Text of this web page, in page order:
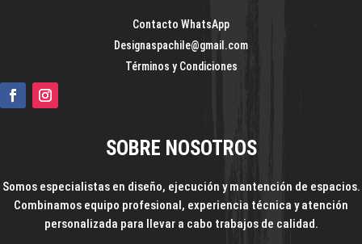
Contacto WhatsApp
Designaspachile@gmail.com
Términos y Condiciones
SOBRE NOSOTROS
Somos especialistas en diseño, ejecución y mantención de espacios.
Combinamos equipo profesional, experiencia técnica y atención
personalizada para llevar a cabo trabajos de calidad.